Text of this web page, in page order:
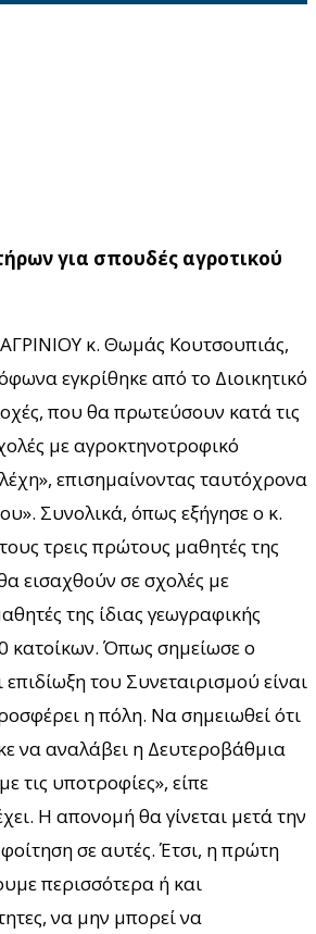
για σπουδές αγροτικού
κ. Θωμάς Κουτσουπιάς,
εγκρίθηκε από το Διοικητικό
που θα πρωτεύσουν κατά τις
με αγροκτηνοτροφικό
επισημαίνοντας ταυτόχρονα
Συνολικά, όπως εξήγησε ο κ.
τρεις πρώτους μαθητές της
εισαχθούν σε σχολές με
της ίδιας γεωγραφικής
κατοίκων. Όπως σημείωσε ο
του Συνεταιρισμού είναι
η πόλη. Να σημειωθεί ότι
να αναλάβει η Δευτεροβάθμια
τις υποτροφίες», είπε
Η απονομή θα γίνεται μετά την
σε αυτές. Έτσι, η πρώτη
περισσότερα ή και
να μην μπορεί να